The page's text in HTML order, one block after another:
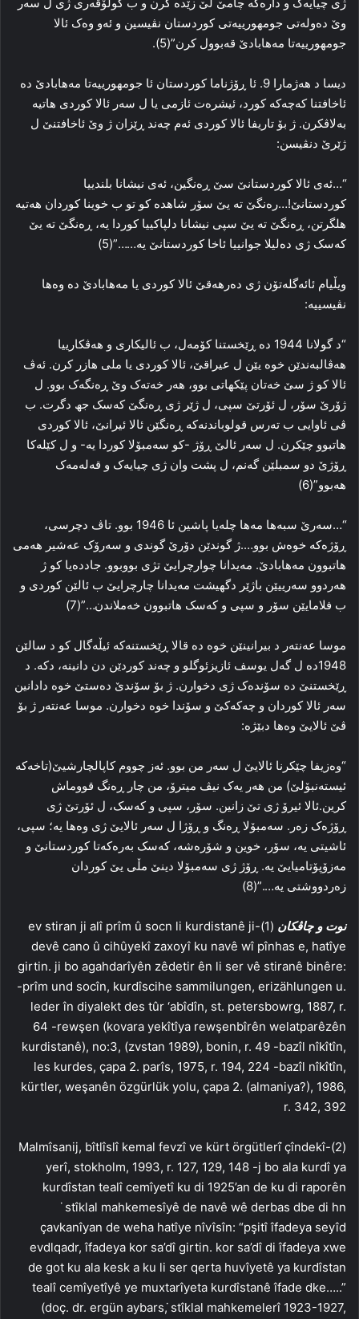
وێ ده‌وله‌تی جومهورییه‌تی کوردستان نڤیسین و ئه‌و وه‌ک ئالا
جومهورییه‌تا مه‌هابادێ قه‌بوول کرن”(5).
دیسا د هه‌ژمارا 9. ئا ڕۆژناما کوردستان ئا جومهورییه‌تا مه‌هابادێ ده‌
ئاخافتنا که‌چه‌که‌ کورد، ئیشره‌ت ئازمی یا ل سه‌ر ئالا کوردی هاتیه‌
به‌لاڤکرن. ژ بۆ تاریفا ئالا کوردی ئه‌م چه‌ند ڕێزان ژ وێ ئاخافتنێ ل
ژێرێ دنڤیسن:
“…ئه‌ی ئالا کوردستانێ سێ ڕه‌نگین، ئه‌ی نیشانا بلندییا
کوردستانێ!…ره‌نگێ ته‌ یێ سۆر شاهده‌ کو تو ب خوینا کوردان هه‌تیه‌
هلگرتن، ڕه‌نگێ ته‌ یێ سپی نیشانا دلپاکییا کوردا یه‌، ڕه‌نگێ ته‌ یێ
که‌سک ژی ده‌لیلا جوانییا ئاخا کوردستانێ یه‌……”(5)
ویڵیام ئائه‌گله‌تۆن ژی ده‌رهه‌قێ ئالا کوردی یا مه‌هابادێ ده‌ وه‌ها
نڤیسییه‌:
“د گولانا 1944 ده‌ ڕێخستنا کۆمه‌ل، ب ئالیکاری و هه‌ڤکارییا
هه‌ڤالبه‌ندێن خوه‌ یێن ل عیراقێ، ئالا کوردی یا ملی هازر کرن. ئه‌ڤ
ئالا کو ژ سێ خه‌تان پێکهاتی بوو، هه‌ر خه‌ته‌ک وێ ڕه‌نگه‌ک بوو. ل
ژۆرێ سۆر، ل ئۆرتێ سپی، ل ژێر ژی ڕه‌نگێ که‌سک جھ دگرت. ب
ڤی ئاوایی ب ته‌رس قولوباندنه‌که‌ ڕه‌نگێن ئالا ئیرانێ، ئالا کوردی
هاتبوو چێکرن. ل سه‌ر ئالێ ڕۆژ -کو سه‌مبۆلا کوردا یه‌- و ل کێله‌کا
ڕۆژێ دو سمبلێن گه‌نم، ل پشت وان ژی چیایه‌ک و قه‌له‌مه‌ک
هه‌بوو”(6)
“…سه‌رێ سبه‌ها مه‌ها چله‌یا پاشین ئا 1946 بوو. تاڤ دچرسی،
ڕۆژه‌که‌ خوه‌ش بوو….ژ گوندێن دۆرێ گوندی و سه‌رۆک عه‌شیر هه‌می
هاتبوون مه‌هابادێ. مه‌یدانا چوارچرایێ تژی بووبوو. جادده‌یا کو ژ
هه‌ردوو سه‌رییێن باژێر دگهیشت مه‌یدانا چارچرایێ ب ئالێن کوردی و
ب فلامایێن سۆر و سپی و که‌سک هاتبوون خه‌ملاندن…”(7)
موسا عەنته‌ر د بیرانینێن خوه‌ ده‌ قالا ڕێخستنه‌که‌ ئیڵه‌گال کو د سالێن
1948ده‌ ل گه‌ل یوسف ئازیزئوگلو و چه‌ند کوردێن دن دانینه‌، دکه‌. د
ڕێخستنێ ده‌ سۆنده‌ک ژی دخوارن. ژ بۆ سۆندێ ده‌ستێ خوه‌ دادانین
سه‌ر ئالا کوردان و چه‌که‌کێ و سۆندا خوه‌ دخوارن. موسا عەنته‌ر ژ بۆ
ڤێ ئالایێ وه‌ها دبێژه‌:
“وه‌زیفا چێکرنا ئالایێ ل سه‌ر من بوو. ئه‌ز چووم کاپالچارشیێ(تاخه‌که‌
ئیسته‌نبۆلێ) من هه‌ر یه‌ک نیڤ میترۆ، من چار ڕه‌نگ قووماش
کرین.ئالا ئیرۆ ژی تێ زانین. سۆر، سپی و که‌سک، ل ئۆرتێ ژی
ڕۆژه‌ک زه‌ر. سه‌مبۆلا ڕه‌نگ و ڕۆژا ل سه‌ر ئالایێ ژی وه‌ها یه‌؛ سپی،
ئاشیتی یه‌، سۆر، خوین و شۆره‌شه‌، که‌سک به‌ره‌که‌تا کوردستانێ و
مه‌زۆپۆتامیایێ یه‌. ڕۆژ ژی سه‌مبۆلا دینێ مڵی یێ کوردان
زه‌ردووشتی یه‌….”(8)
نوت و چاڤكان
(1)-ev stiran ji alî prîm û socn li kurdistanê ji
devê cano û cihûyekî zaxoyî ku navê wî pînhas e, hatîye
girtin. ji bo agahdarîyên zêdetir ên li ser vê stiranê binêre:
-prîm und socîn, kurdîscihe sammilungen, erizählungen u.
leder în diyalekt des tûr ‘abîdîn, st. petersbowrg, 1887, r.
64 -rewşen (kovara yekîtîya rewşenbîrên welatparêzên
kurdistanê), no:3, (zvstan 1989), bonin, r. 49 -bazîl nîkîtîn,
les kurdes, çapa 2. parîs, 1975, r. 194, 224 -bazîl nîkîtîn,
kürtler, weşanên özgürlük yolu, çapa 2. (almaniya?), 1986,
r. 342, 392
(2)-Malmîsanij, bîtlîslî kemal fevzî ve kürt örgütlerî ̇çîndekî
yerî, stokholm, 1993, r. 127, 129, 148 -j bo ala kurdî ya
kurdîstan tealî cemîyetî ku di 1925’an de ku di raporên
̇stîklal mahkemesîyê de navê wê derbas dbe di hn
çavkanîyan de weha hatîye nîvîsîn: “pşitî îfadeya seyîd
evdlqadr, îfadeya kor sa’dî girtin. kor sa’dî di îfadeya xwe
de got ku ala kesk a ku li ser qerta huvîyetê ya kurdîstan
tealî cemîyetîyê ye muxtarîyeta kurdîstanê îfade dke…..”
(doç. dr. ergün aybars, ̇stîklal mahkemelerî 1923-1927,